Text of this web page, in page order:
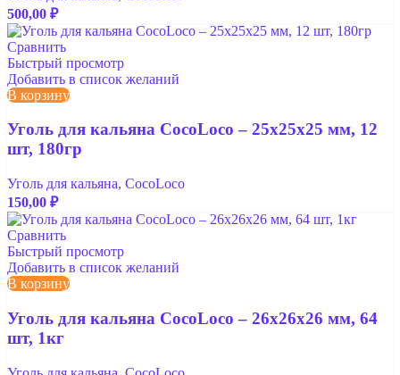
500,00 ₽
Сравнить
Быстрый просмотр
Добавить в список желаний
В корзину
Уголь для кальяна CocoLoco – 25x25x25 мм, 12
шт, 180гр
Уголь для кальяна, CocoLoco
150,00 ₽
Сравнить
Быстрый просмотр
Добавить в список желаний
В корзину
Уголь для кальяна CocoLoco – 26x26x26 мм, 64
шт, 1кг